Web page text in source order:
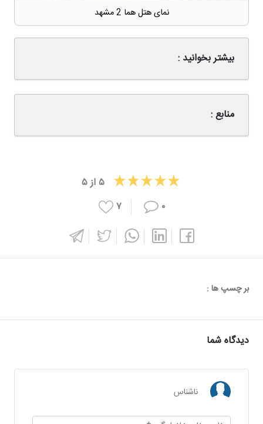
نمای هتل هما 2 مشهد
بیشتر بخوانید :
منابع :
۵از۵
۰
۷
بر چسپ ها :
دیدگاه شما
ناشناس